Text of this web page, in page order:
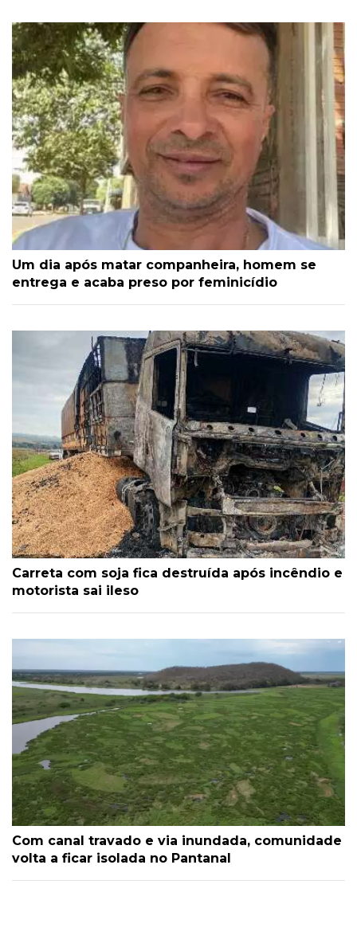
Um dia após matar companheira, homem se
entrega e acaba preso por feminicídio
Carreta com soja fica destruída após incêndio e
motorista sai ileso
Com canal travado e via inundada, comunidade
volta a ficar isolada no Pantanal